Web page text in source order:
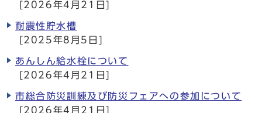
[2026年4月21日]
耐震性貯水槽
[2025年8月5日]
あんしん給水栓について
[2026年4月21日]
市総合防災訓練及び防災フェアへの参加について
[2026年4月21日]